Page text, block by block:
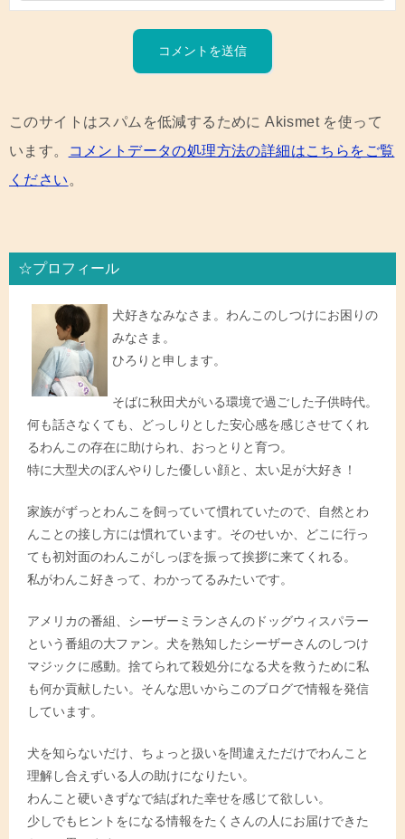
このサイトはスパムを低減するために Akismet を使って
います。
コメントデータの処理方法の詳細はこちらをご覧
ください。
☆プロフィール
犬好きなみなさま。わんこのしつけにお困りの
みなさま。
ひろりと申します。
そばに秋田犬がいる環境で過ごした子供時代。
何も話さなくても、どっしりとした安心感を感じさせてくれ
るわんこの存在に助けられ、おっとりと育つ。
特に大型犬のぼんやりした優しい顔と、太い足が大好き！
家族がずっとわんこを飼っていて慣れていたので、自然とわ
んことの接し方には慣れています。そのせいか、どこに行っ
ても初対面のわんこがしっぽを振って挨拶に来てくれる。
私がわんこ好きって、わかってるみたいです。
アメリカの番組、シーザーミランさんのドッグウィスパラー
という番組の大ファン。犬を熟知したシーザーさんのしつけ
マジックに感動。捨てられて殺処分になる犬を救うために私
も何か貢献したい。そんな思いからこのブログで情報を発信
しています。
犬を知らないだけ、ちょっと扱いを間違えただけでわんこと
理解し合えずいる人の助けになりたい。
わんこと硬いきずなで結ばれた幸せを感じて欲しい。
少しでもヒントをになる情報をたくさんの人にお届けできた